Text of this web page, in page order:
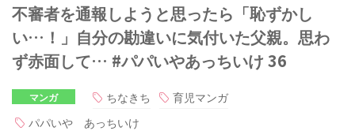
不審者を通報しようと思ったら「恥ずかし
い…！」自分の勘違いに気付いた父親。思わ
ず赤面して… #パパいやあっちいけ 36
マンガ ちなきち
育児マンガ
パパいや あっちいけ